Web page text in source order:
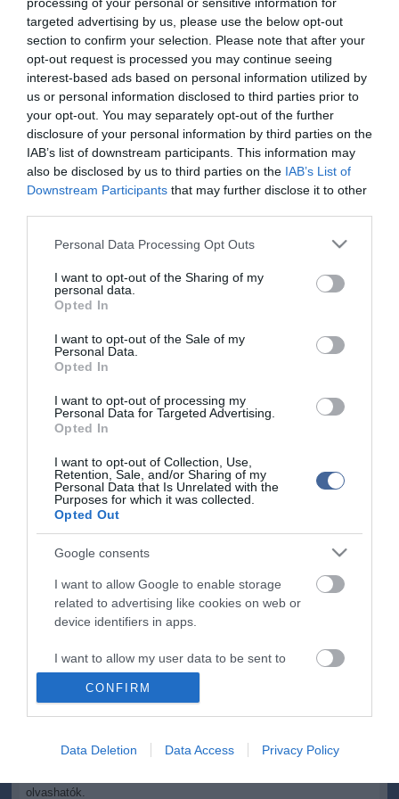
targeted advertising by us, please use the below opt-out
section to confirm your selection. Please note that after your
opt-out request is processed you may continue seeing
interest-based ads based on personal information utilized by
us or personal information disclosed to third parties prior to
your opt-out. You may separately opt-out of the further
disclosure of your personal information by third parties on the
IAB’s list of downstream participants. This information may
also be disclosed by us to third parties on the IAB’s List of
Downstream Participants that may further disclose it to other
Please note that this website/app uses one or more Google
not limited to your visit or usage behaviour. You may click to
grant or deny consent to Google and its third-party tags to
use your data for below specified purposes in below Google
consent section.
Personal Data Processing Opt Outs
I want to opt-out of the Sharing of my
personal data.
Opted In
I want to opt-out of the Sale of my
Personal Data.
Opted In
I want to opt-out of processing my
Personal Data for Targeted Advertising.
Opted In
I want to opt-out of Collection, Use,
Retention, Sale, and/or Sharing of my
Personal Data that Is Unrelated with the
Purposes for which it was collected.
Opted Out
Google consents
I want to allow Google to enable storage
related to advertising like cookies on web or
device identifiers in apps.
I want to allow my user data to be sent to
Google for online advertising purposes.
I want to allow Google to send me
related to analytics like cookies on web or
CONFIRM
Data Deletion Data Access Privacy Policy
levelek digitális másolatát tette most mindenki által hozzáférhetővé
az intézmény.
A közleményben felidézték, hogy Ady és Léda kapcsolatának
dokumentumai több lépésben kerültek a Kézirattár gyűjteményébe.
Révész Béla, Ady jó barátja és monográfusa vásárolta meg a
"relikviadobozt" Léda húgától, Brüll Bertától. Léda ebben a
dobozban tartotta Adyhoz kötődő emlékeit.
Révész Bélától az anyag egy részét a Széchényi-könyvtár vette
meg, egy másik részét pedig Révész orvosa, Nádor Henrik, aki
később anyagi okok miat megvált a gyűjteménytől.
Az irategyüttes végül Ady titkárának özvegyétől, Steinfeld
szerelmesek 1903-ban találkoztak először Nagyváradon, ahová az
akkor már Párizsban élő asszony hazalátogatott. Ady nemcsak
fenntartani.
A költő leveleinek jelentős részét Párizsba küldte, kettős
közös lakásuk címére érkeztek, míg a kimondottan szerelmes
témájúakat "postán maradó" megjegyzéssel látta el.
szerelmét, amely nemcsak heves héja-nászukba, hanem
személyiségükbe is betekintést ad.
Kitértek arra, hogy a nemzeti bibliotéka kézirattára Magyarország
legnagyobb kéziratgyűjteménye, amelynek alapját a könyvtár
alapítója, Széchényi Ferenc tette le.
A tár több mint másfél millió kéziratot őriz: 600 középkori kódexet,
több mint 30 ezer újkori kötetes kéziratot, 40 ezer levelet és több
mint 700 személyi hagyatékot. Ez utóbbiak között van Ady Endre
A Copia felületén eddig Babits Mihály levelezésének
közkincskörbe tartozó részét, Petőfi Sándor és Szendrey Júlia
kéziratait, Kölcsey Ferenc költeményeinek, leveleinek, kritikai
Józseffel folytatott levelezését tették közzé.
olvashatók.